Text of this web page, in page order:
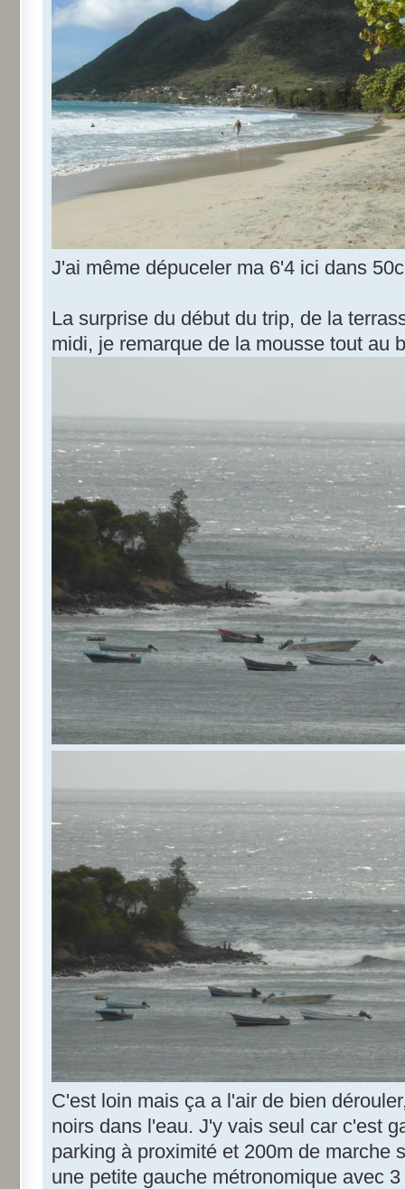
J'ai même dépuceler ma 6'4 ici dans
La surprise du début du trip, de la
midi, je remarque de la mousse tout au
C'est loin mais ça a l'air de bien
noirs dans l'eau. J'y vais seul car c'est
parking à proximité et 200m de marche
une petite gauche métronomique avec